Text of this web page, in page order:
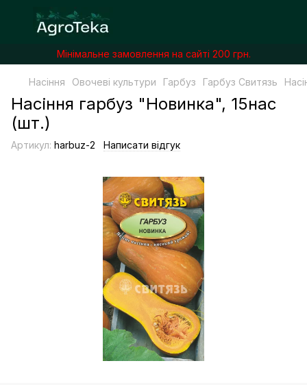
Мінімальне замовлення на сайті 200 грн.
Насіння Овочеві культури Гарбуз Гарбуз Свитязь
Насіння гарбуз "Новинка", 15нас
(шт.)
Артикул: harbuz-2 Написати відгук